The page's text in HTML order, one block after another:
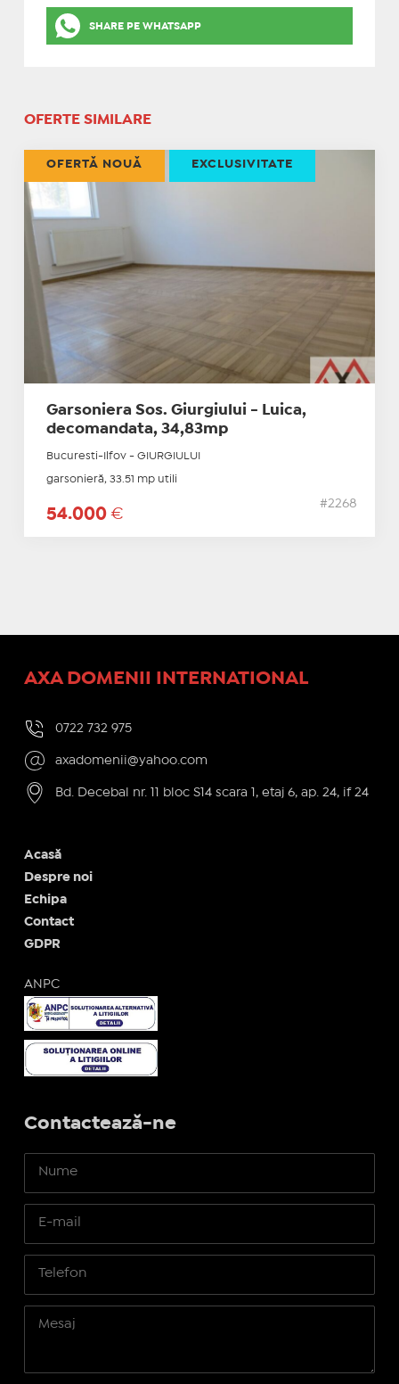
SHARE PE WHATSAPP
OFERTE SIMILARE
Garsoniera Sos. Giurgiului - Luica,
decomandata, 34,83mp
Bucuresti-Ilfov - GIURGIULUI
garsonieră, 33.51 mp utili
54.000 €
#2268
OFERTĂ NOUĂ EXCLUSIVITATE
AXA DOMENII INTERNATIONAL
0722 732 975
axadomenii@yahoo.com
Bd. Decebal nr. 11 bloc S14 scara 1, etaj 6, ap. 24, if 24
Acasă
Despre noi
Echipa
Contact
GDPR
ANPC
Contactează-ne